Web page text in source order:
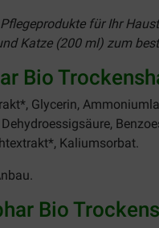
für Ihr
Katze (200 ml) zum
Bio
Glycerin,
Kaliumsorbat.
Bio